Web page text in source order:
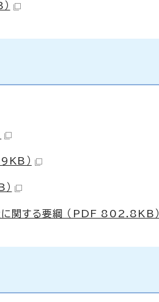
）
に関する要綱 （PDF 802.8KB）